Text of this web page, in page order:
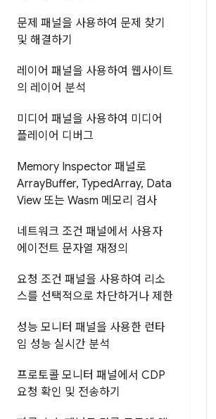
문제 패널을 사용하여 문제 찾기
및 해결하기
레이어 패널을 사용하여 웹사이트
의 레이어 분석
미디어 패널을 사용하여 미디어
플레이어 디버그
Memory Inspector 패널로
ArrayBuffer, TypedArray, Data
View 또는 Wasm 메모리 검사
네트워크 조건 패널에서 사용자
에이전트 문자열 재정의
요청 조건 패널을 사용하여 리소
스를 선택적으로 차단하거나 제한
성능 모니터 패널을 사용한 런타
임 성능 실시간 분석
프로토콜 모니터 패널에서 CDP
요청 확인 및 전송하기